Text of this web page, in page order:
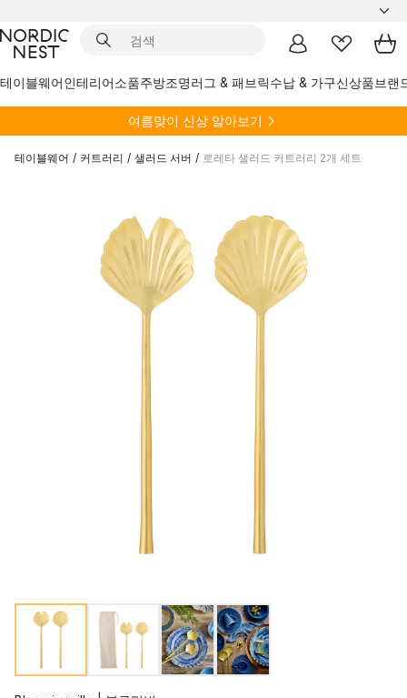
테이블웨어인테리어소품주방조명러그 & 패브릭수납 & 가구신상품브랜
여름맞이 신상 알아보기
테이블웨어 / 커트러리 / 샐러드 서버 / 로레타 샐러드 커트러리 2개 세트